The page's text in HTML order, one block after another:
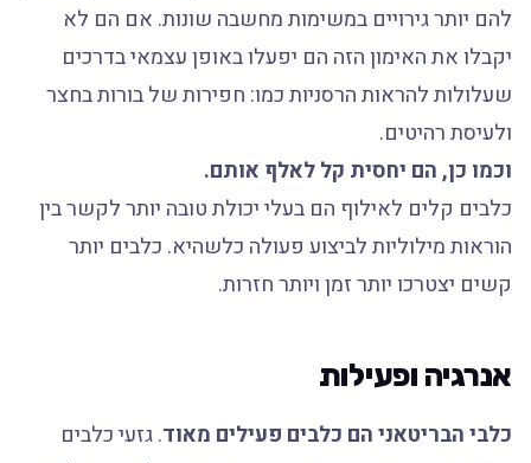
להם יותר גירויים במשימות מחשבה שונות. אם הם לא
יקבלו את האימון הזה הם יפעלו באופן עצמאי בדרכים
שעלולות להראות הרסניות כמו: חפירות של בורות בחצר
ולעיסת רהיטים.
וכמו כן, הם יחסית קל לאלף אותם.
כלבים קלים לאילוף הם בעלי יכולת טובה יותר לקשר בין
הוראות מילוליות לביצוע פעולה כלשהיא. כלבים יותר
קשים יצטרכו יותר זמן ויותר חזרות.
אנרגיה ופעילות
כלבי הבריטאני הם כלבים פעילים מאוד. גזעי כלבים